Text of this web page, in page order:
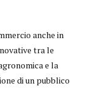
anche in
tra le
e la
di un pubblico